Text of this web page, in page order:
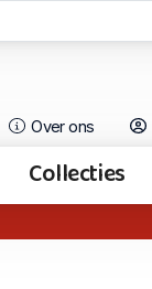
Over ons
Collecties